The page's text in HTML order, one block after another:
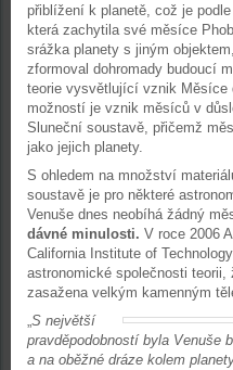
přiblížení k planetě, což je
která zachytila své měsíce
srážka planety s jiným
zformoval dohromady budoucí
teorie vysvětlující vznik Měsíce
možností je vznik měsíců v
Sluneční soustavě, přičemž
jako jejich planety.
S ohledem na množství
soustavě je pro některé
Venuše dnes neobíhá žádný
dávné minulosti. V roce 2006
California Institute of
astronomické společnosti teorii,
zasažena velkým kamenným
„S největší
pravděpodobností byla Venuše
a na oběžné dráze kolem